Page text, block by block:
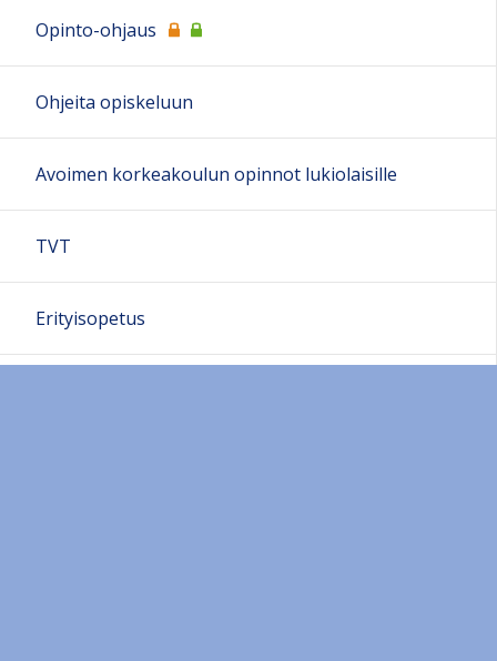
Opinto-ohjaus
Ohjeita opiskeluun
Avoimen korkeakoulun opinnot lukiolaisille
TVT
Erityisopetus